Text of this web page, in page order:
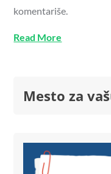
komentariše.
Read More
Mesto za